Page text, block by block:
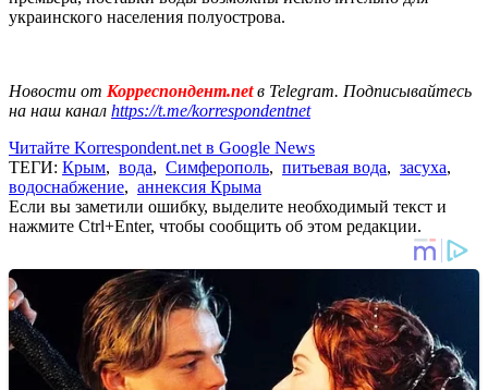
украинского населения полуострова.
Новости от Корреспондент.netв Telegram. Подписывайтесь
на наш канал https://t.me/korrespondentnet
Читайте Korrespondent.net в Google News
ТЕГИ: Крым, вода, Симферополь, питьевая вода, засуха,
водоснабжение, аннексия Крыма
Если вы заметили ошибку, выделите необходимый текст и
нажмите Ctrl+Enter, чтобы сообщить об этом редакции.